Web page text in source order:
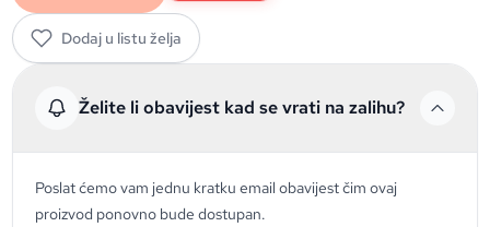
Dodaj u listu želja
Želite li obavijest kad se vrati na zalihu?
Poslat ćemo vam jednu kratku email obavijest čim ovaj
proizvod ponovno bude dostupan.